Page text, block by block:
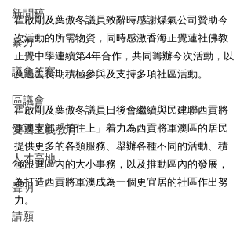
新聞稿
暴力
議會監察
區議會
愛國主義教育
人才高地
聲明
請願
霍啟剛及葉傲冬議員致辭時感謝煤氣公司贊助今
次活動的所需物資，同時感激香海正覺蓮社佛教
正覺中學連續第4年合作，共同籌辦今次活動，以
及過去長期積極參與及支持多項社區活動。
霍啟剛及葉傲冬議員日後會繼續與民建聯西貢將
軍澳支部「拍住上」着力為西貢將軍澳區的居民
提供更多的各類服務、舉辦各種不同的活動、積
極跟進區內的大小事務，以及推動區內的發展，
為打造西貢將軍澳成為一個更宜居的社區作出努
力。